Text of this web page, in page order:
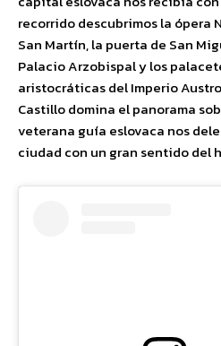
recorrido descubrimos la ópera
San Martín, la puerta de San
Palacio Arzobispal y los
aristocráticas del Imperio
Castillo domina el panorama
veterana guía eslovaca nos
ciudad con un gran sentido del